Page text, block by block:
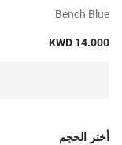
Bench Blue
KWD 14.000
أختر الحجم